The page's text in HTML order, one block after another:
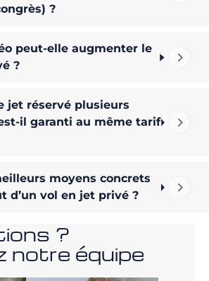
?
peut-elle augmenter le
?
jet réservé plusieurs
il garanti au même tarif
moyens concrets
d’un vol en jet privé ?
?
notre équipe